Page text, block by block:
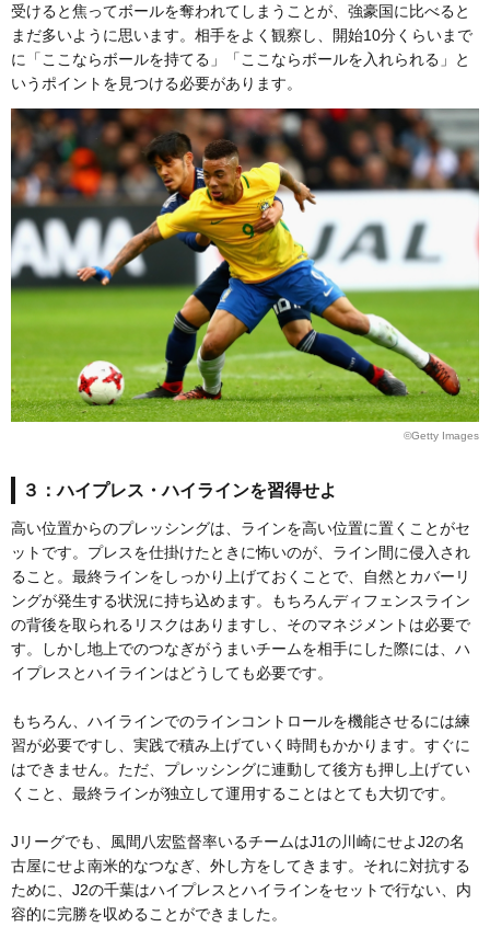
受けると焦ってボールを奪われてしまうことが、強豪国に比べると
まだ多いように思います。相手をよく観察し、開始10分くらいまで
に「ここならボールを持てる」「ここならボールを入れられる」と
いうポイントを見つける必要があります。
©Getty Images
３：ハイプレス・ハイラインを習得せよ
高い位置からのプレッシングは、ラインを高い位置に置くことがセ
ットです。プレスを仕掛けたときに怖いのが、ライン間に侵入され
ること。最終ラインをしっかり上げておくことで、自然とカバーリ
ングが発生する状況に持ち込めます。もちろんディフェンスライン
の背後を取られるリスクはありますし、そのマネジメントは必要で
す。しかし地上でのつなぎがうまいチームを相手にした際には、ハ
イプレスとハイラインはどうしても必要です。
もちろん、ハイラインでのラインコントロールを機能させるには練
習が必要ですし、実践で積み上げていく時間もかかります。すぐに
はできません。ただ、プレッシングに連動して後方も押し上げてい
くこと、最終ラインが独立して運用することはとても大切です。
Jリーグでも、風間八宏監督率いるチームはJ1の川崎にせよJ2の名
古屋にせよ南米的なつなぎ、外し方をしてきます。それに対抗する
ために、J2の千葉はハイプレスとハイラインをセットで行ない、内
容的に完勝を収めることができました。